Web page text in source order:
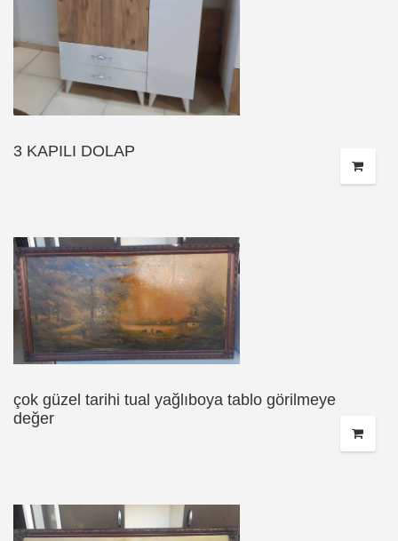
3 KAPILI DOLAP
çok güzel tarihi tual yağlıboya tablo görilmeye
değer